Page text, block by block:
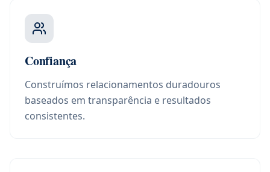
Confiança
Construímos relacionamentos duradouros
baseados em transparência e resultados
consistentes.